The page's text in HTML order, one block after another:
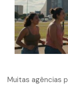
Muitas agências